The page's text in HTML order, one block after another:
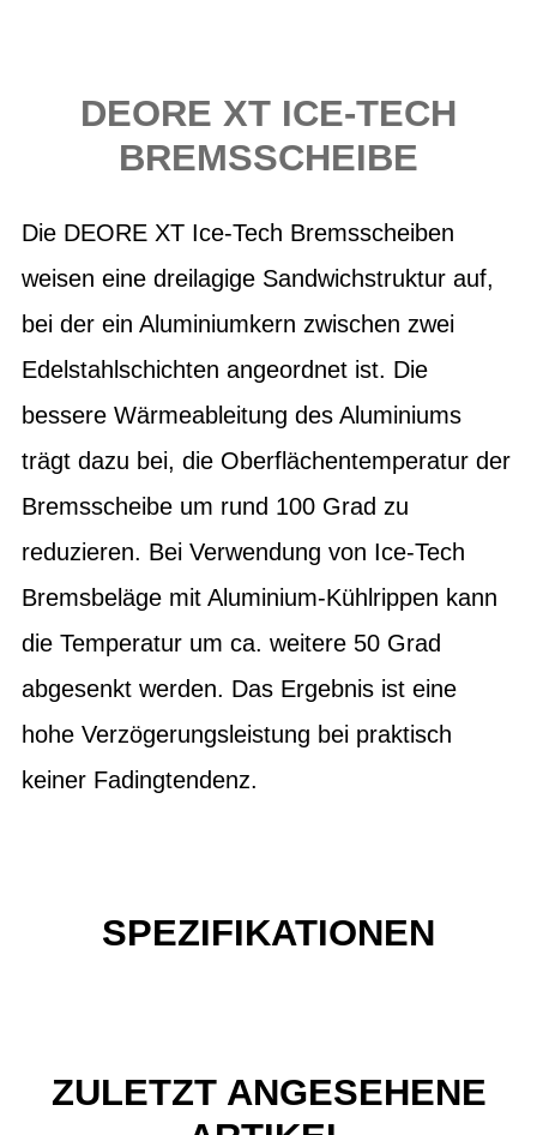
DEORE XT ICE-TECH
BREMSSCHEIBE
Die DEORE XT Ice-Tech Bremsscheiben
weisen eine dreilagige Sandwichstruktur auf,
bei der ein Aluminiumkern zwischen zwei
Edelstahlschichten angeordnet ist. Die
bessere Wärmeableitung des Aluminiums
trägt dazu bei, die Oberflächentemperatur der
Bremsscheibe um rund 100 Grad zu
reduzieren. Bei Verwendung von Ice-Tech
Bremsbeläge mit Aluminium-Kühlrippen kann
die Temperatur um ca. weitere 50 Grad
abgesenkt werden. Das Ergebnis ist eine
hohe Verzögerungsleistung bei praktisch
keiner Fadingtendenz.
SPEZIFIKATIONEN
ZULETZT ANGESEHENE